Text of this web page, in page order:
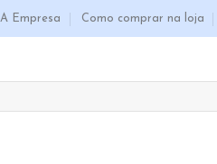
A Empresa Como comprar na loja